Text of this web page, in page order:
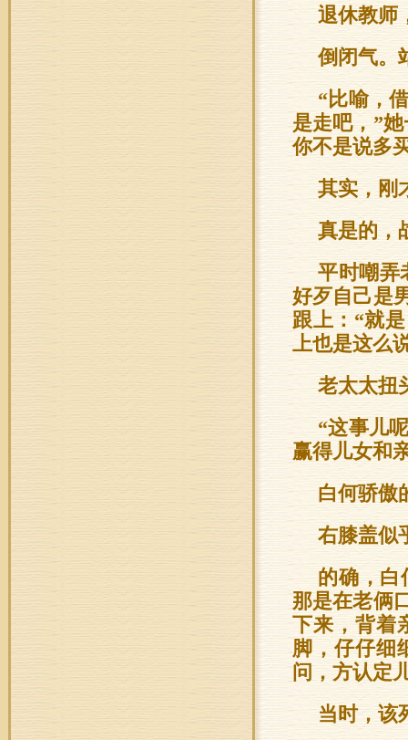
退休教师
倒闭气。
“比喻，
是走吧，”
你不是说多
其实，刚
真是的，
平时嘲弄
好歹自己是
跟上：“就
上也是这么
老太太扭
“这事儿
赢得儿女和
白何骄傲
右膝盖似
的确，白
那是在老俩
下来，背着
脚，仔仔细
问，方认定
当时，该